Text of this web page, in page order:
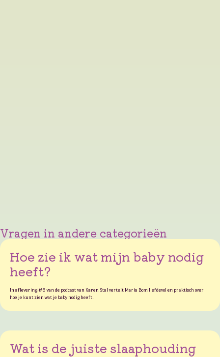
Vragen in andere categorieën
Hoe zie ik wat mijn baby nodig
heeft?
In aflevering #6 van de podcast van Karen Stal vertelt Maria Bom liefdevol en praktisch over
hoe je kunt zien wat je baby nodig heeft.
Wat is de juiste slaaphouding